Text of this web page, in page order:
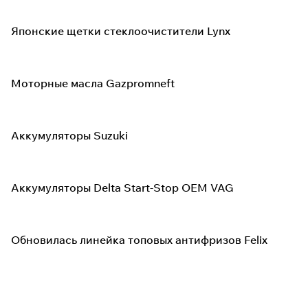
Японские щетки стеклоочистители Lynx
Моторные масла Gazpromneft
Аккумуляторы Suzuki
Аккумуляторы Delta Start-Stop OEM VAG
Обновилась линейка топовых антифризов Felix